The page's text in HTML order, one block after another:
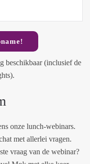
beschikbaar (inclusief de
onze lunch-webinars.
met allerlei vragen.
vraag van de webinar?